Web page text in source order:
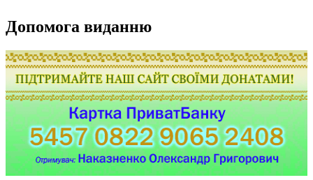
Допомога виданню